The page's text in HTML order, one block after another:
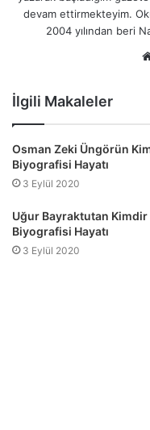
devam ettirmekteyim.
2004 yılından beri
İlgili Makaleler
Osman Zeki Üngörün
Biyografisi Hayatı
3 Eylül 2020
Uğur Bayraktutan Kimdir
Biyografisi Hayatı
3 Eylül 2020